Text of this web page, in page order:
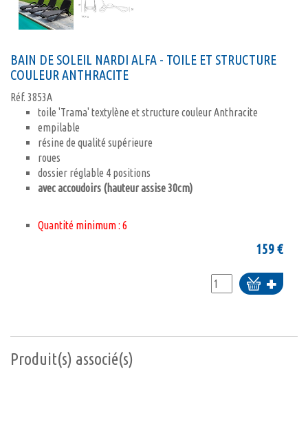
BAIN DE SOLEIL NARDI ALFA - TOILE ET STRUCTURE
COULEUR ANTHRACITE
Réf. 3853A
toile 'Trama' textylène et structure couleur Anthracite
empilable
résine de qualité supérieure
roues
dossier réglable 4 positions
avec accoudoirs (hauteur assise 30cm)
Quantité minimum : 6
159€
Ajouter
au
Produit(s) associé(s)